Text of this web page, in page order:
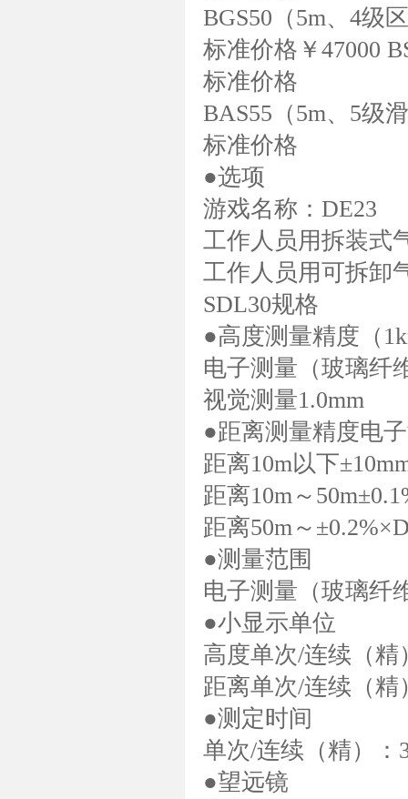
BGS50（5m、4级
标准价格￥47000
标准价格
BAS55（5m、5级
标准价格
●选项
游戏名称：DE23
工作人员用拆装式
工作人员用可拆卸
SDL30规格
●高度测量精度（
电子测量（玻璃纤
视觉测量1.0mm
●距离测量精度电
距离10m以下
距离10m～
距离50m～
●测量范围
电子测量（玻璃纤
●小显示单位
高度单次/连续（精
距离单次/连续（精
●测定时间
单次/连续（精）：
●望远镜